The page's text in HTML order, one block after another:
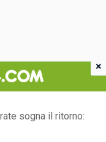
sogna il ritorno:
×